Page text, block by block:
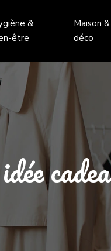
&
être
Maison &
déco